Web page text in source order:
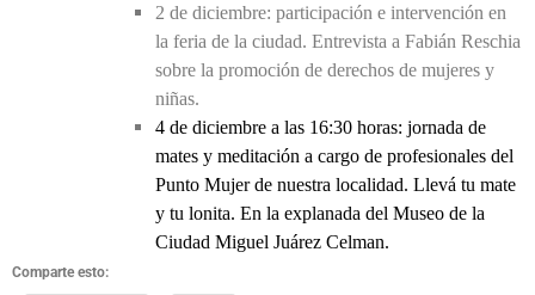
2 de diciembre: participación e intervención en
la feria de la ciudad. Entrevista a Fabián Reschia
sobre la promoción de derechos de mujeres y
niñas.
4 de diciembre a las 16:30 horas: jornada de
mates y meditación a cargo de profesionales del
Punto Mujer de nuestra localidad. Llevá tu mate
y tu lonita. En la explanada del Museo de la
Ciudad Miguel Juárez Celman.
Comparte esto: